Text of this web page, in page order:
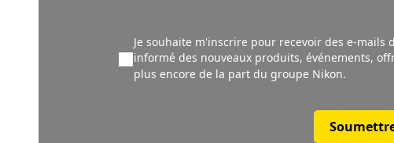
Je souhaite m'inscrire pour recevoir des e-mails
informé des nouveaux produits,événements,
plus encore de la part du groupe Nikon.